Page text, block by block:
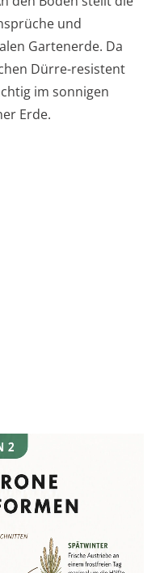
und
Gartenerde. Da
Dürre-resistent
im sonnigen
Erde.